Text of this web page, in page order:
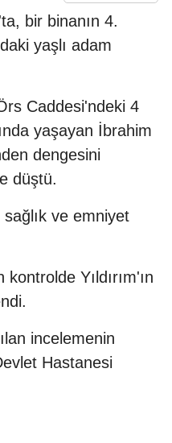
bir binanın 4.
yaşlı adam
Caddesi'ndeki 4
yaşayan İbrahim
dengesini
düştü.
ve emniyet
Yıldırım'ın
incelemenin
Hastanesi